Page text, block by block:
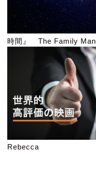
時間』 The Family Man
Rebecca